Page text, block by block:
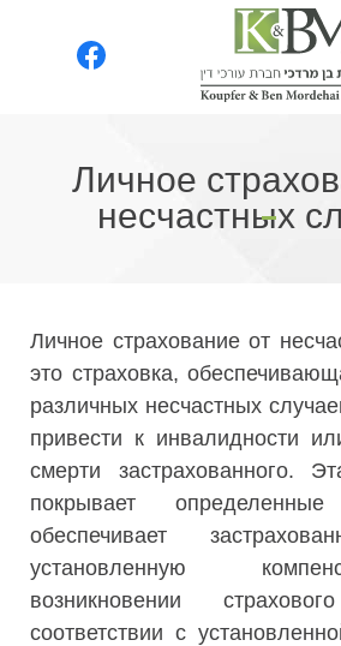
Личное
несчастных
Личное страхование от
это страховка,
различных несчастных
привести к инвалидности
смерти застрахованного.
покрывает
обеспечивает
установленную
возникновении
соответствии с